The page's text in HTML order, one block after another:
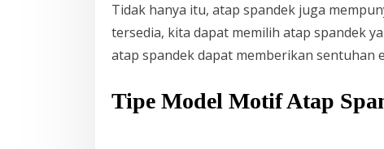
Tidak hanya itu, atap spandek juga
tersedia, kita dapat memilih atap spandek
atap spandek dapat memberikan
Tipe Model Motif Atap